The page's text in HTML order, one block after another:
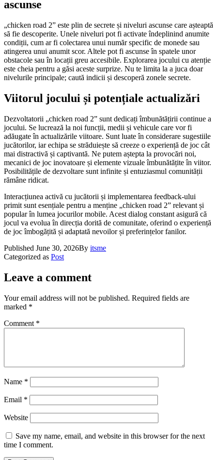
ascunse
„chicken road 2” este plin de secrete și niveluri ascunse care așteaptă
să fie descoperite. Unele niveluri pot fi activate îndeplinind anumite
condiții, cum ar fi colectarea unui număr specific de monede sau
atingerea unui anumit scor. Altele pot fi ascunse în spatele unor
obstacole sau în locații greu accesibile. Explorarea jocului cu atenție
este cheia pentru a găsi aceste surprize. Nu te limita la a juca doar
nivelurile principale; caută indicii și descoperă zonele secrete.
Viitorul jocului și potențiale actualizări
Dezvoltatorii „chicken road 2” sunt dedicați îmbunătățirii continue a
jocului. Se lucrează la noi funcții, medii și vehicule care vor fi
adăugate în actualizările viitoare. Sunt luate în considerare sugestiile
jucătorilor, iar echipa se străduiește să creeze o experiență de joc cât
mai distractivă și captivantă. Ne putem aștepta la provocări noi,
mecanici de joc inovatoare și elemente vizuale îmbunătățite în viitor.
Posibilitățile de dezvoltare sunt infinite și entuziasmul comunității
rămâne ridicat.
Interacțiunea activă cu jucătorii și implementarea feedback-ului
primit sunt esențiale pentru a menține „chicken road 2” relevant și
popular în lumea jocurilor mobile. Acest dialog constant asigură că
jocul va evolua în direcția dorită de comunitate, oferind o experiență
de joc îmbogățită și adaptată nevoilor și preferințelor fanilor.
Published June 30, 2026By itsme
Categorized as Post
Leave a comment
Your email address will not be published. Required fields are
marked *
Comment *
Name *
Email *
Website
Save my name, email, and website in this browser for the next
time I comment.